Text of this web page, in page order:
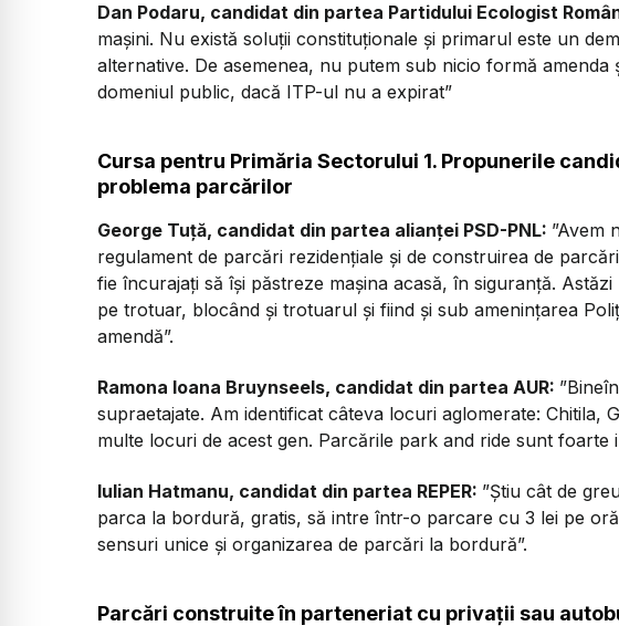
Dan Podaru, candidat din partea Partidului Ecologist
mașini. Nu există soluții constituționale și primarul este un
alternative. De asemenea, nu putem sub nicio formă amenda
domeniul public, dacă ITP-ul nu a expirat”
Cursa pentru Primăria Sectorului 1. Propunerile
problema parcărilor
George Tuţă, candidat din partea alianței PSD-PNL: ”Avem
regulament de parcări rezidențiale și de construirea de
fie încurajați să își păstreze mașina acasă, în siguranță.
pe trotuar, blocând și trotuarul și fiind și sub amenințarea
amendă”.
Ramona Ioana Bruynseels, candidat din partea AUR:
supraetajate. Am identificat câteva locuri aglomerate: Chitila,
multe locuri de acest gen. Parcările park and ride sunt foarte
Iulian Hatmanu, candidat din partea REPER: ”Știu cât de
parca la bordură, gratis, să intre într-o parcare cu 3 lei pe
sensuri unice și organizarea de parcări la bordură”.
Parcări construite în parteneriat cu privații sau